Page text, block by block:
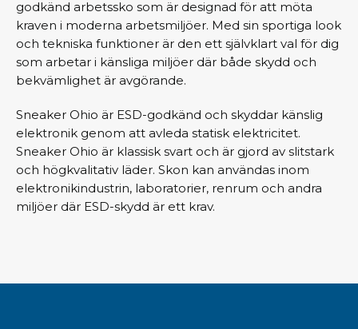
godkänd arbetssko som är designad för att möta
kraven i moderna arbetsmiljöer. Med sin sportiga look
och tekniska funktioner är den ett självklart val för dig
som arbetar i känsliga miljöer där både skydd och
bekvämlighet är avgörande.
Sneaker Ohio är ESD-godkänd och skyddar känslig
elektronik genom att avleda statisk elektricitet.
Sneaker Ohio är klassisk svart och är gjord av slitstark
och högkvalitativ läder. Skon kan användas inom
elektronikindustrin, laboratorier, renrum och andra
miljöer där ESD-skydd är ett krav.